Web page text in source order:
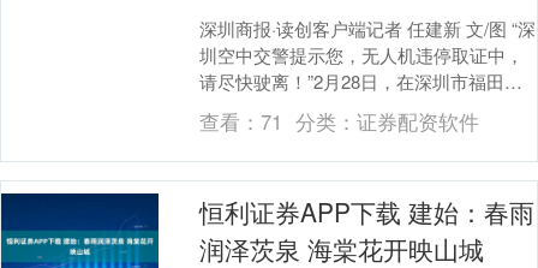
深圳商报·读创客户端记者 任建新 文/图 “深
圳空中交警提示您，无人机违停取证中，
请尽快驶离！”2月28日，在深圳市福田区
某严管路段，空中悬停的交警无人机喊话
声....
查看：71 分类： 证券配资软件
恒利证券APP下载 建始：春雨
润泽茨泉 海棠花开映山城